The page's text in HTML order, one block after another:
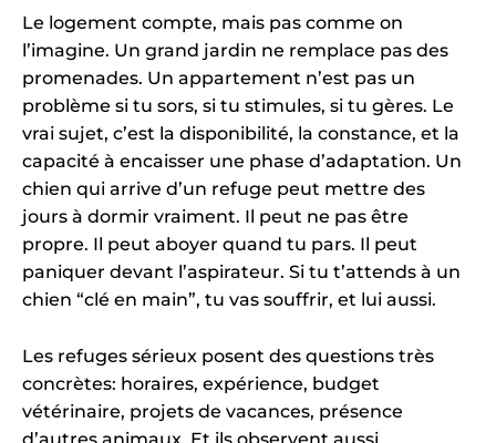
Le logement compte, mais pas comme on
l’imagine. Un grand jardin ne remplace pas des
promenades. Un appartement n’est pas un
problème si tu sors, si tu stimules, si tu gères. Le
vrai sujet, c’est la disponibilité, la constance, et la
capacité à encaisser une phase d’adaptation. Un
chien qui arrive d’un refuge peut mettre des
jours à dormir vraiment. Il peut ne pas être
propre. Il peut aboyer quand tu pars. Il peut
paniquer devant l’aspirateur. Si tu t’attends à un
chien “clé en main”, tu vas souffrir, et lui aussi.
Les refuges sérieux posent des questions très
concrètes: horaires, expérience, budget
vétérinaire, projets de vacances, présence